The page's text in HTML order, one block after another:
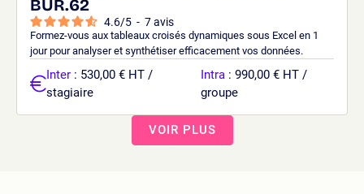
BUR.62
4.6/5 - 7avis
Formez-vous aux tableaux croisés dynamiques sous Excel en 1
jour pour analyser et synthétiser efficacement vos données.
Inter : 530,00 € HT /
stagiaire
Intra : 990,00 € HT /
groupe
VOIR PLUS